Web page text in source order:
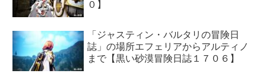
０】
「ジャスティン・バルタリの冒険日
誌」の場所エフェリアからアルティノ
まで【黒い砂漠冒険日誌１７０６】